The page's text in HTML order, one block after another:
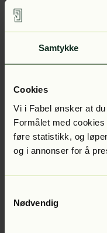
Samtykke
Cookies
Vi i Fabel ønsker at
Formålet med
føre statistikk, og
og i annonser for å
Nødvendig
Espolin-Johnson399kr